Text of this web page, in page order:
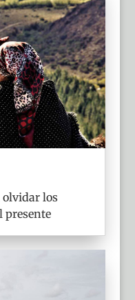
los
presente